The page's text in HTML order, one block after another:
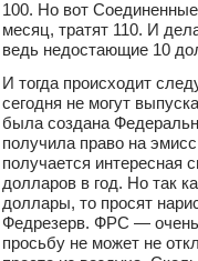
100. Но вот
месяц, тратят 110. И
ведь недостающие 10
И тогда происходит
сегод­ня не могут
была создана
получила право на
получается
долларов в год. Но так
доллары, то просят
Федрезерв. ФРС — очень
просьбу не может не